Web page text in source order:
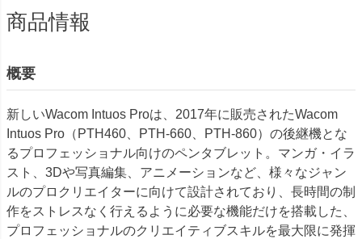
商品情報
概要
新しいWacom Intuos Proは、2017年に販売されたWacom
Intuos Pro（PTH460、PTH-660、PTH-860）の後継機とな
るプロフェッショナル向けのペンタブレット。マンガ・イラ
スト、3Dや写真編集、アニメーションなど、様々なジャン
ルのプロクリエイターに向けて設計されており、長時間の制
作をストレスなく行えるように必要な機能だけを搭載した、
プロフェッショナルのクリエイティブスキルを最大限に発揮